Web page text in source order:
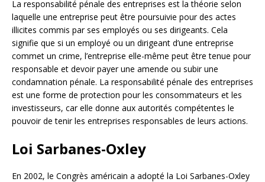
La responsabilité pénale des entreprises est la théorie selon
laquelle une entreprise peut être poursuivie pour des actes
illicites commis par ses employés ou ses dirigeants. Cela
signifie que si un employé ou un dirigeant d’une entreprise
commet un crime, l’entreprise elle-même peut être tenue pour
responsable et devoir payer une amende ou subir une
condamnation pénale. La responsabilité pénale des entreprises
est une forme de protection pour les consommateurs et les
investisseurs, car elle donne aux autorités compétentes le
pouvoir de tenir les entreprises responsables de leurs actions.
Loi Sarbanes-Oxley
En 2002, le Congrès américain a adopté la Loi Sarbanes-Oxley